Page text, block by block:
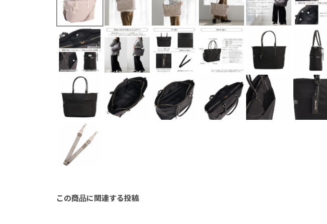
この商品に関連する投稿